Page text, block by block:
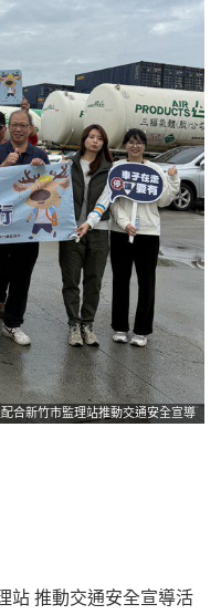
合新竹市監理站推動交通安全宣導
站 推動交通安全宣導活